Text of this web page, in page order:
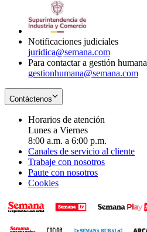
Notificaciones judiciales
juridica@semana.com
Para contactar a gestión humana
gestionhumana@semana.com
Contáctenos
Horarios de atención
Lunes a Viernes
8:00 a.m. a 6:00 p.m.
Canales de servicio al cliente
Trabaje con nosotros
Paute con nosotros
Cookies